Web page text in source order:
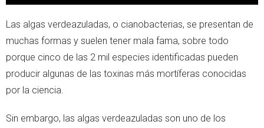
Las algas verdeazuladas, o cianobacterias, se presentan de
muchas formas y suelen tener mala fama, sobre todo
porque cinco de las 2 mil especies identificadas pueden
producir algunas de las toxinas más mortíferas conocidas
por la ciencia.
Sin embargo, las algas verdeazuladas son uno de los